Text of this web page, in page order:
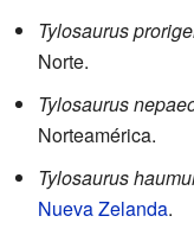
Tylosaurus
Norte.
Tylosaurus
Norteamérica.
Tylosaurus
Nueva Zelanda.